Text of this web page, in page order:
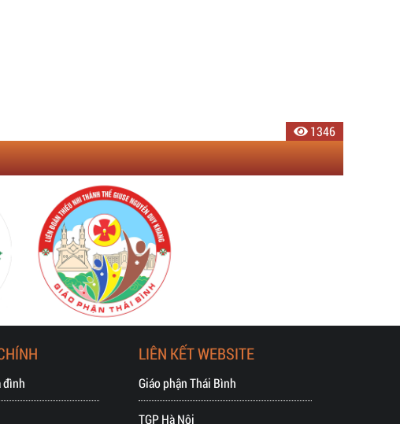
1662
2285
1649
1452
1541
1346
đình
LIÊN KẾT WEBSITE
Giáo phận Thái Bình
TGP Hà Nội